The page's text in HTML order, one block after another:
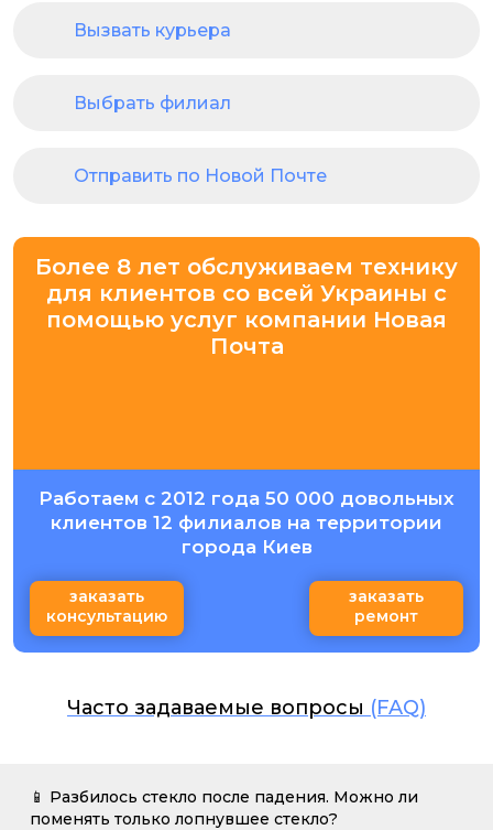
Вызвать курьера
Выбрать филиал
Отправить по Новой Почте
Более 8 лет обслуживаем технику
для клиентов со всей Украины с
помощью услуг компании Новая
Почта
Работаем с 2012 года 50 000 довольных
клиентов 12 филиалов на территории
города Киев
заказать
консультацию
заказать
ремонт
Часто задаваемые вопросы (FAQ)
📱 Разбилось стекло после падения. Можно ли
поменять только лопнувшее стекло?